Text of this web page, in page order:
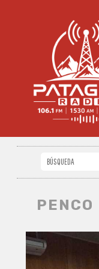
PENCO